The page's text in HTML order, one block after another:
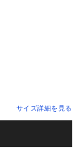
サイズ詳細を見る